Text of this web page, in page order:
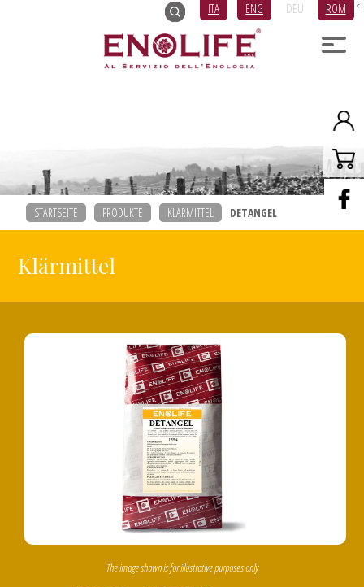
ITA ENG DEU ROM <
STARTSEITE PRODUKTE KLÄRMITTEL DETANGEL
Klärmittel
The image shown is for illustrative purposes only